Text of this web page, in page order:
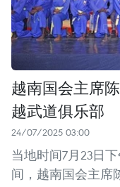
越南国会主席
越武道俱乐部
24/07/2025 03:00
当地时间7月23日
间，越南国会主席